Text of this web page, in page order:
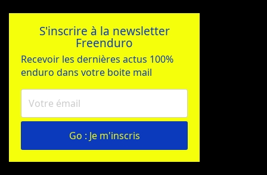
S'inscrire à la newsletter
Freenduro
Recevoir les dernières actus 100%
enduro dans votre boite mail
Go : Je m'inscris